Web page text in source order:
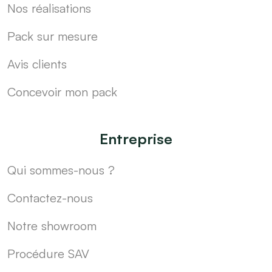
Nos réalisations
Pack sur mesure
Avis clients
Concevoir mon pack
Entreprise
Qui sommes-nous ?
Contactez-nous
Notre showroom
Procédure SAV